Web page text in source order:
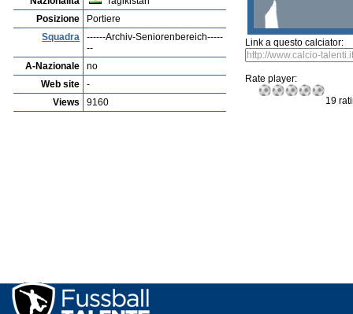
Posizione
Portiere
Squadra
------Archiv-Seniorenbereich-----
--
A-Nazionale
no
Web site
-
Views
9160
Link a questo calciator:
Rate player:
19